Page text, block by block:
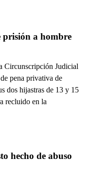
prisión a hombre
Circunscripción Judicial
pena privativa de
dos hijastras de 13 y 15
recluido en la
hecho de abuso